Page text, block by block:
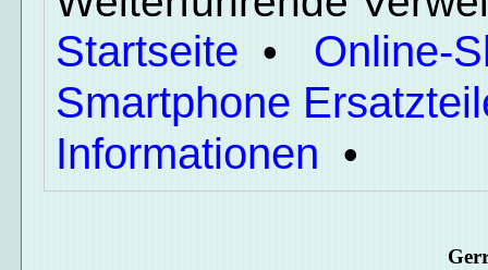
Startseite • Online-
Smartphone
Informationen •